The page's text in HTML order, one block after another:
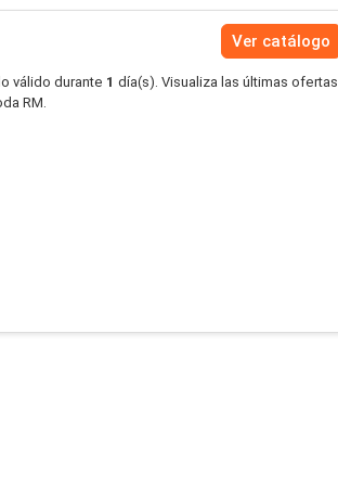
Ver catálogo
válido durante 1 día(s). Visualiza las últimas ofertas
RM.